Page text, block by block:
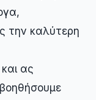
την καλύτερη
ας